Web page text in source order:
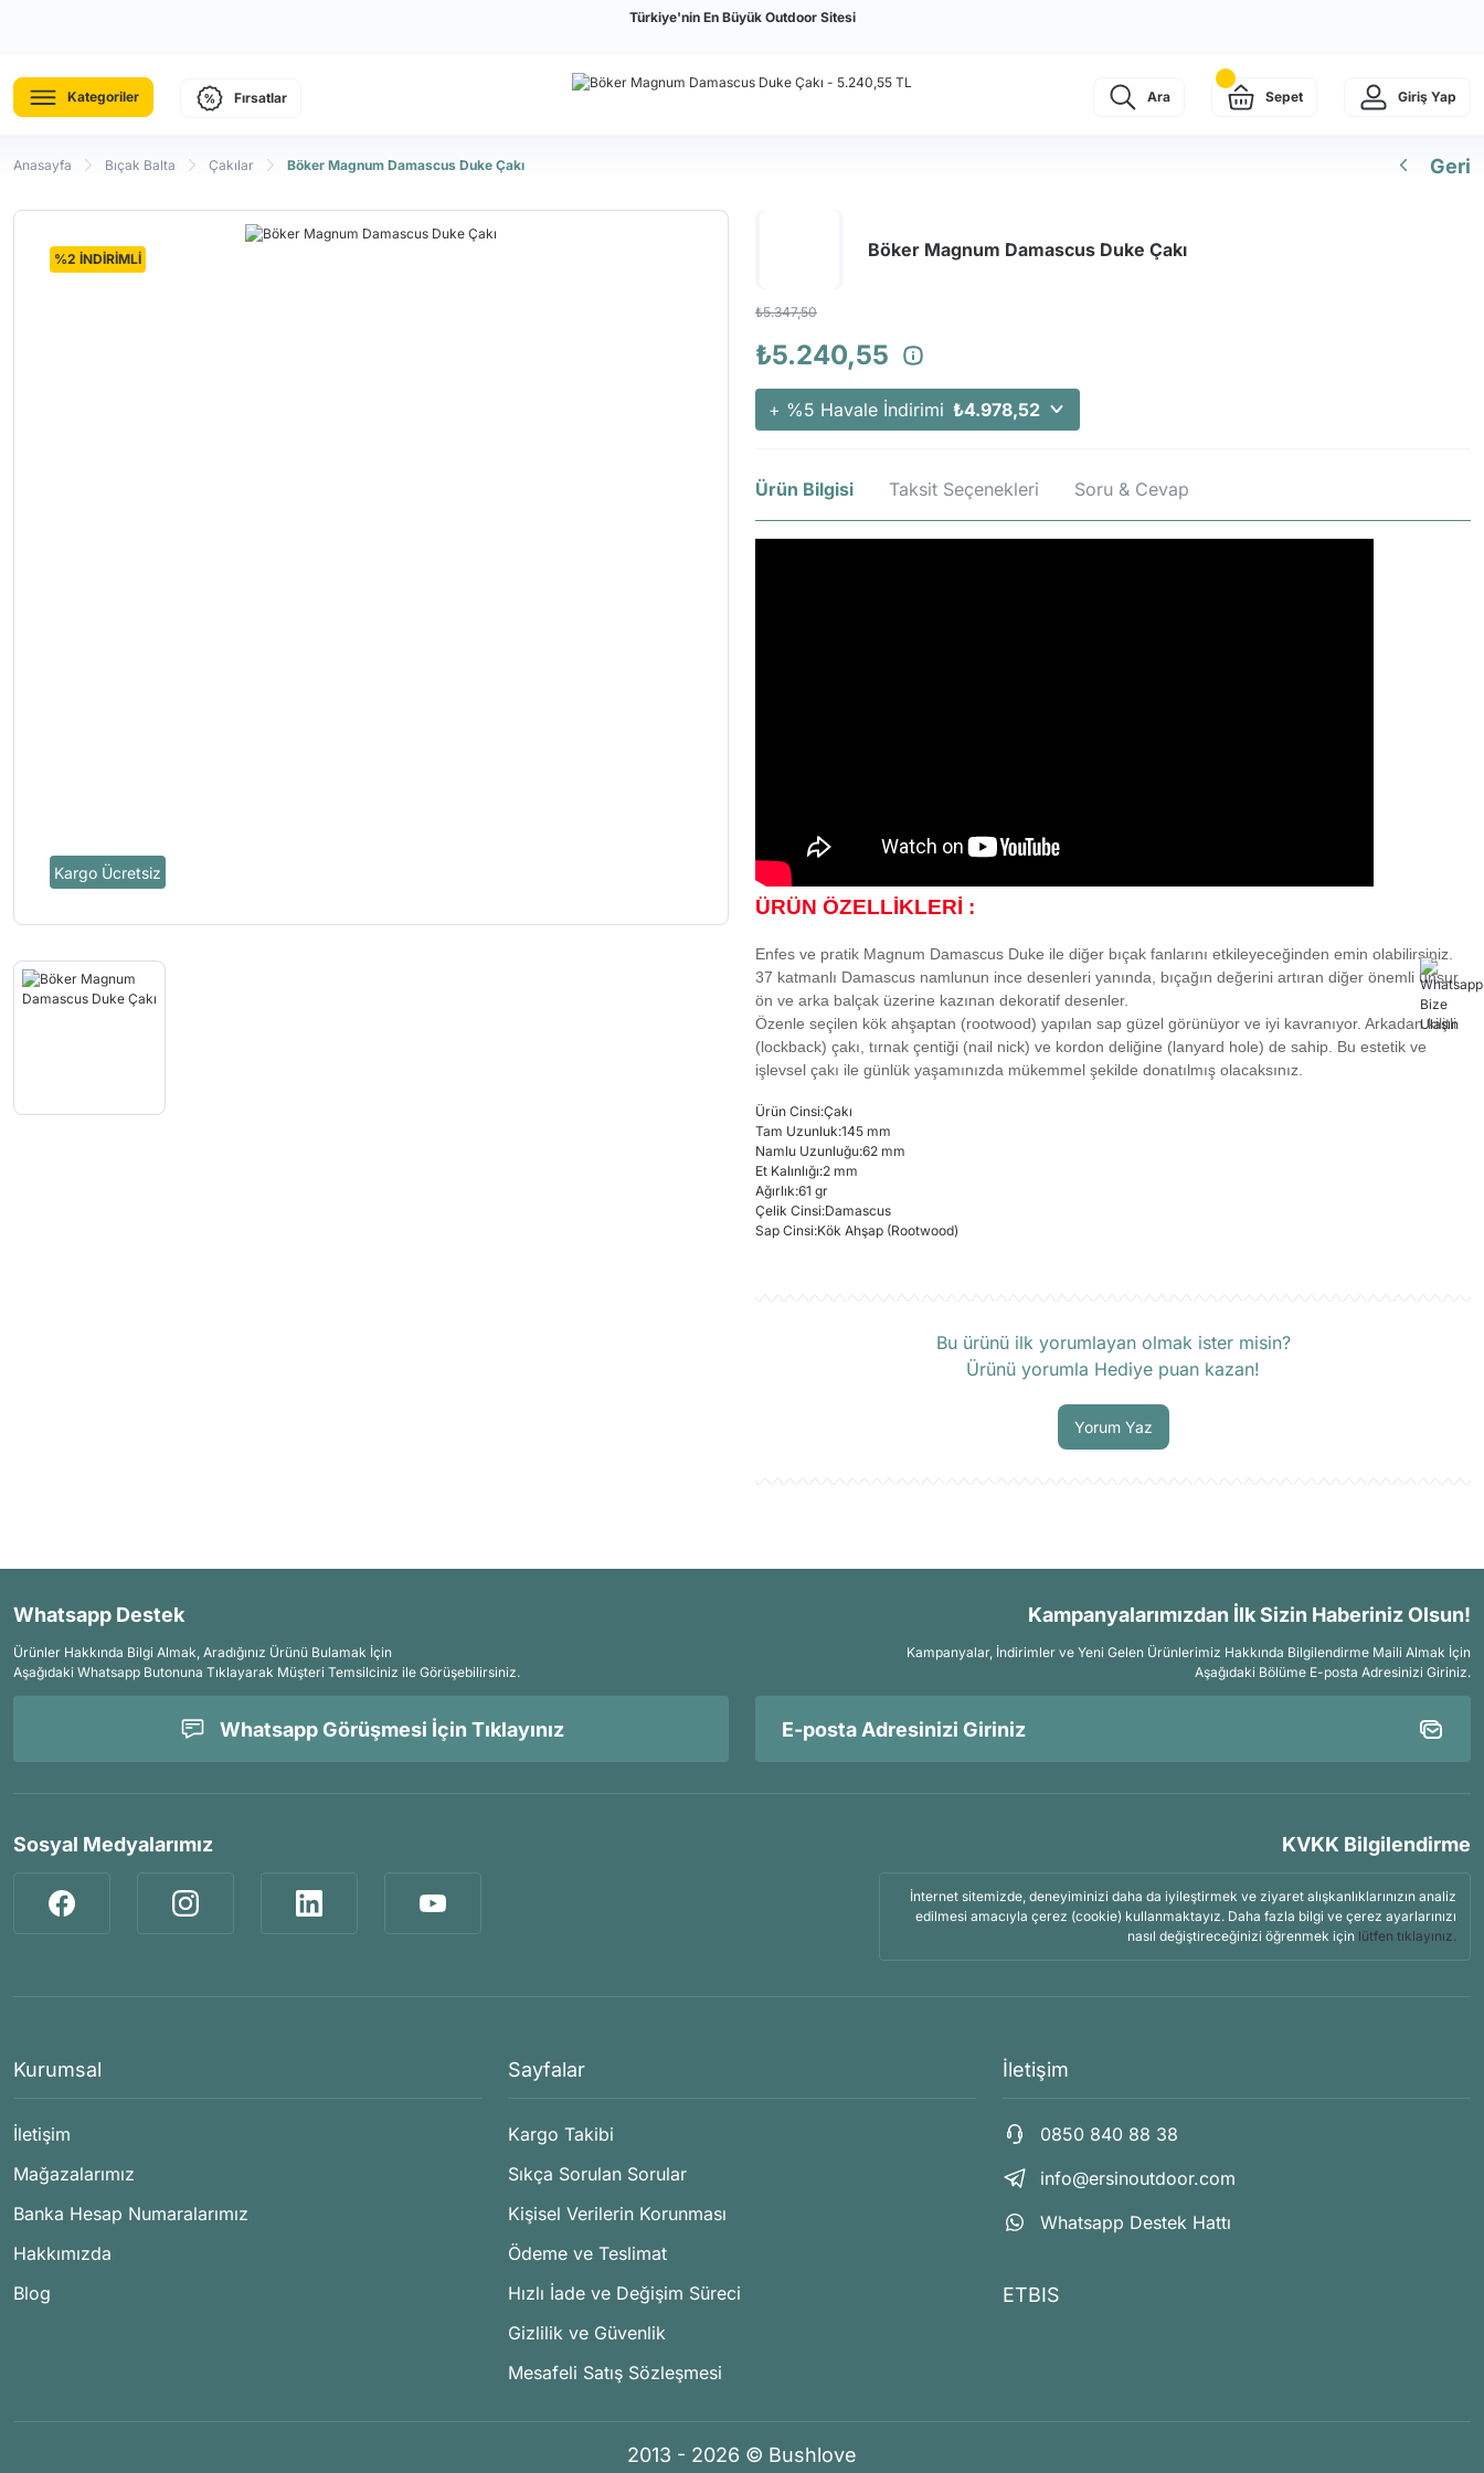
Türkiye'nin En Büyük Outdoor Sitesi
Kategoriler Fırsatlar Ara Sepet Giriş Yap
Anasayfa Bıçak Balta Çakılar Böker Magnum Damascus Duke Çakı Geri
Kargo Ücretsiz
%2 İNDİRİMLİ Böker Magnum Damascus Duke Çakı
₺5.347,50
₺5.240,55
+ %5 Havale İndirimi ₺4.978,52
Ürün Bilgisi Taksit Seçenekleri Soru & Cevap
ÜRÜN ÖZELLİKLERİ :
Enfes ve pratik Magnum Damascus Duke ile diğer bıçak fanlarını etkileyeceğinden emin olabilirsiniz.
37 katmanlı Damascus namlunun ince desenleri yanında, bıçağın değerini artıran diğer önemli unsur
ön ve arka balçak üzerine kazınan dekoratif desenler.
Özenle seçilen kök ahşaptan (rootwood) yapılan sap güzel görünüyor ve iyi kavranıyor. Arkadan kilitli
(lockback) çakı, tırnak çentiği (nail nick) ve kordon deliğine (lanyard hole) de sahip. Bu estetik ve
işlevsel çakı ile günlük yaşamınızda mükemmel şekilde donatılmış olacaksınız.
Ürün Cinsi:Çakı
Tam Uzunluk:145 mm
Namlu Uzunluğu:62 mm
Et Kalınlığı:2 mm
Ağırlık:61 gr
Çelik Cinsi:Damascus
Sap Cinsi:Kök Ahşap (Rootwood)
Bu ürünü ilk yorumlayan olmak ister misin?
Ürünü yorumla Hediye puan kazan!
Yorum Yaz
Whatsapp Destek
Ürünler Hakkında Bilgi Almak, Aradığınız Ürünü Bulamak İçin
Aşağıdaki Whatsapp Butonuna Tıklayarak Müşteri Temsilciniz ile Görüşebilirsiniz.
Whatsapp Görüşmesi İçin Tıklayınız
Kampanyalarımızdan İlk Sizin Haberiniz Olsun!
Kampanyalar, İndirimler ve Yeni Gelen Ürünlerimiz Hakkında Bilgilendirme Maili Almak İçin
Aşağıdaki Bölüme E-posta Adresinizi Giriniz.
Sosyal Medyalarımız KVKK Bilgilendirme
İnternet sitemizde, deneyiminizi daha da iyileştirmek ve ziyaret alışkanlıklarınızın analiz
edilmesi amacıyla çerez (cookie) kullanmaktayız. Daha fazla bilgi ve çerez ayarlarınızı
nasıl değiştireceğinizi öğrenmek için lütfen tıklayınız.
Kurumsal
İletişim
Mağazalarımız
Banka Hesap Numaralarımız
Hakkımızda
Blog
Sayfalar
Kargo Takibi
Sıkça Sorulan Sorular
Kişisel Verilerin Korunması
Ödeme ve Teslimat
Hızlı İade ve Değişim Süreci
Gizlilik ve Güvenlik
Mesafeli Satış Sözleşmesi
İletişim
0850 840 88 38
info@ersinoutdoor.com
Whatsapp Destek Hattı
ETBIS
2013 - 2026 © Bushlove